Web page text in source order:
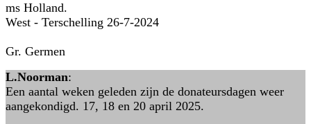
ms Holland.
West - Terschelling 26-7-2024
Gr. Germen
L.Noorman:
Een aantal weken geleden zijn de donateursdagen weer
aangekondigd. 17, 18 en 20 april 2025.